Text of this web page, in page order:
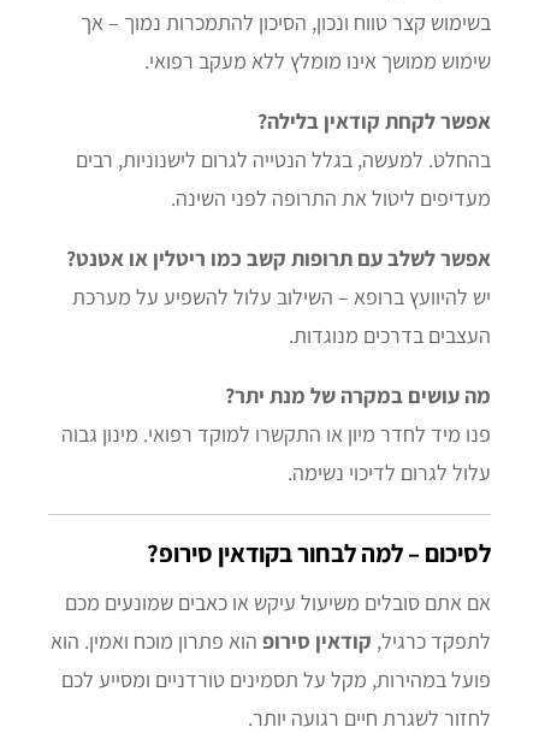
בשימוש קצר טווח ונכון, הסיכון להתמכרות נמוך – אך
שימוש ממושך אינו מומלץ ללא מעקב רפואי.
אפשר לקחת קודאין בלילה?
בהחלט. למעשה, בגלל הנטייה לגרום לישנוניות, רבים
מעדיפים ליטול את התרופה לפני השינה.
אפשר לשלב עם תרופות קשב כמו ריטלין או אטנט?
יש להיוועץ ברופא – השילוב עלול להשפיע על מערכת
העצבים בדרכים מנוגדות.
מה עושים במקרה של מנת יתר?
פנו מיד לחדר מיון או התקשרו למוקד רפואי. מינון גבוה
עלול לגרום לדיכוי נשימה.
לסיכום – למה לבחור בקודאין סירופ?
אם אתם סובלים משיעול עיקש או כאבים שמונעים מכם
לתפקד כרגיל,קודאין סירופהוא פתרון מוכח ואמין. הוא
פועל במהירות, מקל על תסמינים טורדניים ומסייע לכם
לחזור לשגרת חיים רגועה יותר.